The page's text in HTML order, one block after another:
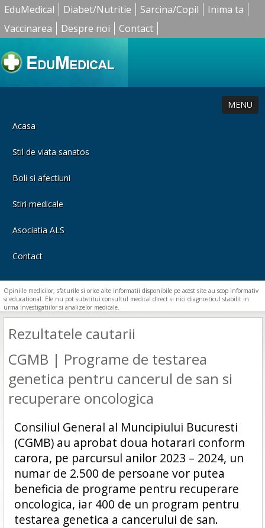
EduMedical Diabet/Nutritie Sarcina/Copil
Inima ta
Vaccinarea
Despre noi Contact
MENU
Acasa
Stil de viata sanatos
Boli si afectiuni
Stiri medicale
Asociatia ALS
Contact
Opiniile medicilor, sfaturile si orice alte informatii disponibile pe acest site au scop informativ
si educational. Ele nu pot substitui consultul medical direct si nici diagnosticul stabilit in
urma investigatiilor si analizelor medicale.
Rezultatele cautarii
CGMB | Programe de testarea
genetica pentru cancerul de san si
recuperare oncologica
Consiliul General al Muncipiului Bucuresti
(CGMB) au aprobat doua hotarari conform
carora, pe parcursul anilor 2023 – 2024, un
numar de 2.500 de persoane vor putea
beneficia de programe pentru recuperare
oncologica, iar 400 de un program pentru
testarea genetica a cancerului de san.